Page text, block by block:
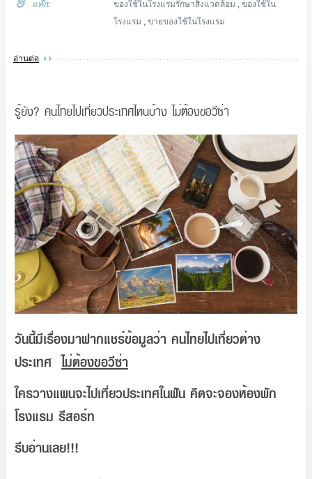
แท๊ก: ของใช้ในโรงแรมรักษาสิ่งแวดล้อม ,ของใช้ใน
โรงแรม ,ขายของใช้ในโรงแรม
อ่านต่อ
รู้ยัง? คนไทยไปเที่ยวประเทศไหนบ้าง ไม่ต้องขอวีซ่า
วันนี้มีเรื่องมาฝากแชร์ข้อมูลว่า คนไทยไปเที่ยวต่าง
ประเทศไม่ต้องขอวีซ่า
ใครวางแผนจะไปเที่ยวประเทศในฝัน คิดจะจองห้องพัก
โรงแรม รีสอร์ท
รีบอ่านเลย!!!